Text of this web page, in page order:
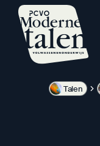
Overslaan
Talen